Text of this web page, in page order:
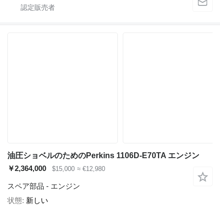
油圧ショベルのためのPerkins 1106D-E70TA エンジン
￥2,364,000
$15,000 ≈ €12,980
スペア部品 - エンジン
状態 新しい